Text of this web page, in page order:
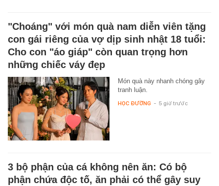
"Choáng" với món quà nam diễn viên tặng
con gái riêng của vợ dịp sinh nhật 18 tuổi:
Cho con "áo giáp" còn quan trọng hơn
những chiếc váy đẹp
Món quà này nhanh chóng gây
tranh luận.
HỌC ĐƯỜNG - 5 giờ trước
3 bộ phận của cá không nên ăn: Có bộ
phận chứa độc tố, ăn phải có thể gây suy